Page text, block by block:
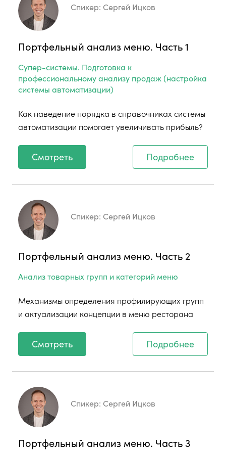
Спикер: Сергей Ицков
Портфельный анализ меню. Часть 1
Супер-системы. Подготовка к
профессиональному анализу продаж (настройка
системы автоматизации)
Как наведение порядка в справочниках системы
автоматизации помогает увеличивать прибыль?
Смотреть Подробнее
Спикер: Сергей Ицков
Портфельный анализ меню. Часть 2
Анализ товарных групп и категорий меню
Механизмы определения профилирующих групп
и актуализации концепции в меню ресторана
Смотреть Подробнее
Спикер: Сергей Ицков
Портфельный анализ меню. Часть 3